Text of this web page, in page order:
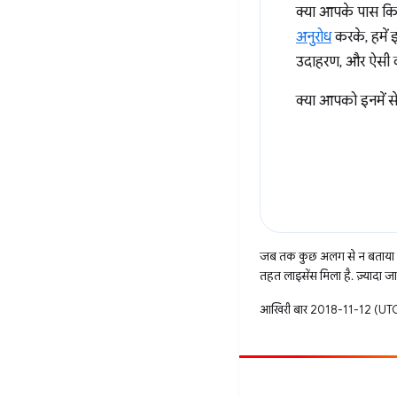
क्या आपके पास
अनुरोधकरके, हमें
उदाहरण, और ऐसी
क्या आपको इनमें
जब तक कुछ अलग से न बताया
तहत लाइसेंस मिला है. ज़्यादा
आखिरी बार 2018-11-12